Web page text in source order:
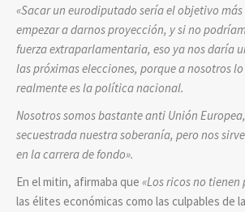
«Sacar un eurodiputado sería el objetivo
empezar a darnos proyección, y si no
fuerza extraparlamentaria, eso ya nos daría
las próximas elecciones, porque a nosotros
realmente es la política nacional.
Nosotros somos bastante anti Unión
secuestrada nuestra soberanía, pero nos
en la carrera de fondo».
En el mitin, afirmaba que «Los ricos no tienen
las élites económicas como las culpables de